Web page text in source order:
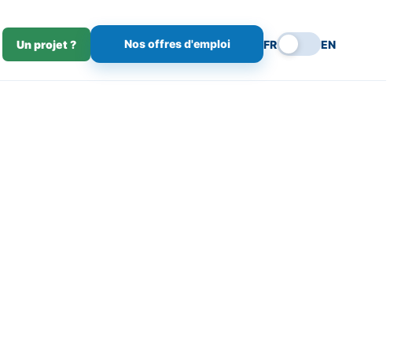
Un projet ? Nos offres d'emploi FR EN